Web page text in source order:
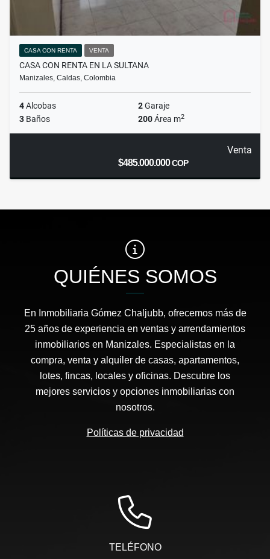
CASA CON RENTA VENTA
CASA CON RENTA EN LA SULTANA
Manizales, Caldas, Colombia
4Alcobas 2Garaje
3 Baños 200Área m2
Venta
$485.000.000COP
QUIÉNES SOMOS
En Inmobiliaria Gómez Chaljubb, ofrecemos más de
25 años de experiencia en ventas y arrendamientos
inmobiliarios en Manizales. Especialistas en la
compra, venta y alquiler de casas, apartamentos,
lotes, fincas, locales y oficinas. Descubre los
mejores servicios y opciones inmobiliarias con
nosotros.
Políticas de privacidad
TELÉFONO